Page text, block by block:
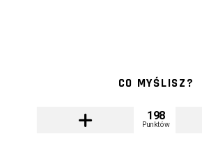
CO MYŚLISZ?
198
Punktów